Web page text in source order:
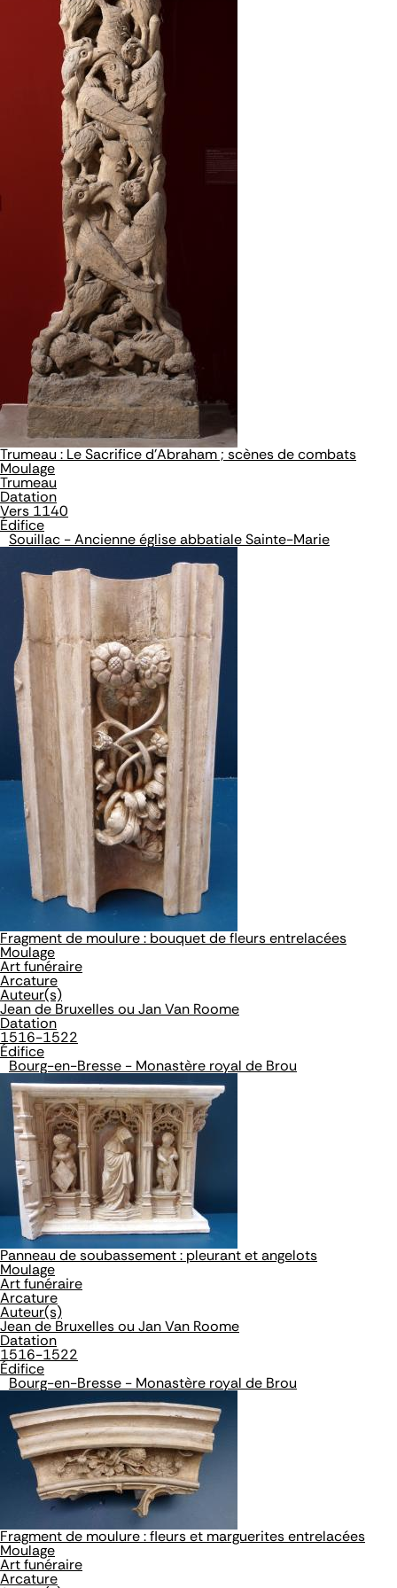
Trumeau : Le Sacrifice d'Abraham ; scènes de combats
Moulage
Trumeau
Datation
Vers 1140
Édifice
Souillac - Ancienne église abbatiale Sainte-Marie
Fragment de moulure : bouquet de fleurs entrelacées
Moulage
Art funéraire
Arcature
Auteur(s)
Jean de Bruxelles ou Jan Van Roome
Datation
1516-1522
Édifice
Bourg-en-Bresse - Monastère royal de Brou
Panneau de soubassement : pleurant et angelots
Moulage
Art funéraire
Arcature
Auteur(s)
Jean de Bruxelles ou Jan Van Roome
Datation
1516-1522
Édifice
Bourg-en-Bresse - Monastère royal de Brou
Fragment de moulure : fleurs et marguerites entrelacées
Moulage
Art funéraire
Arcature